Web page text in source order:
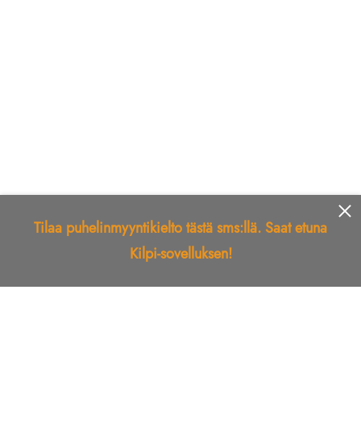
Tilaa puhelinmyyntikielto tästä sms:llä. Saat etuna
Kilpi-sovelluksen!